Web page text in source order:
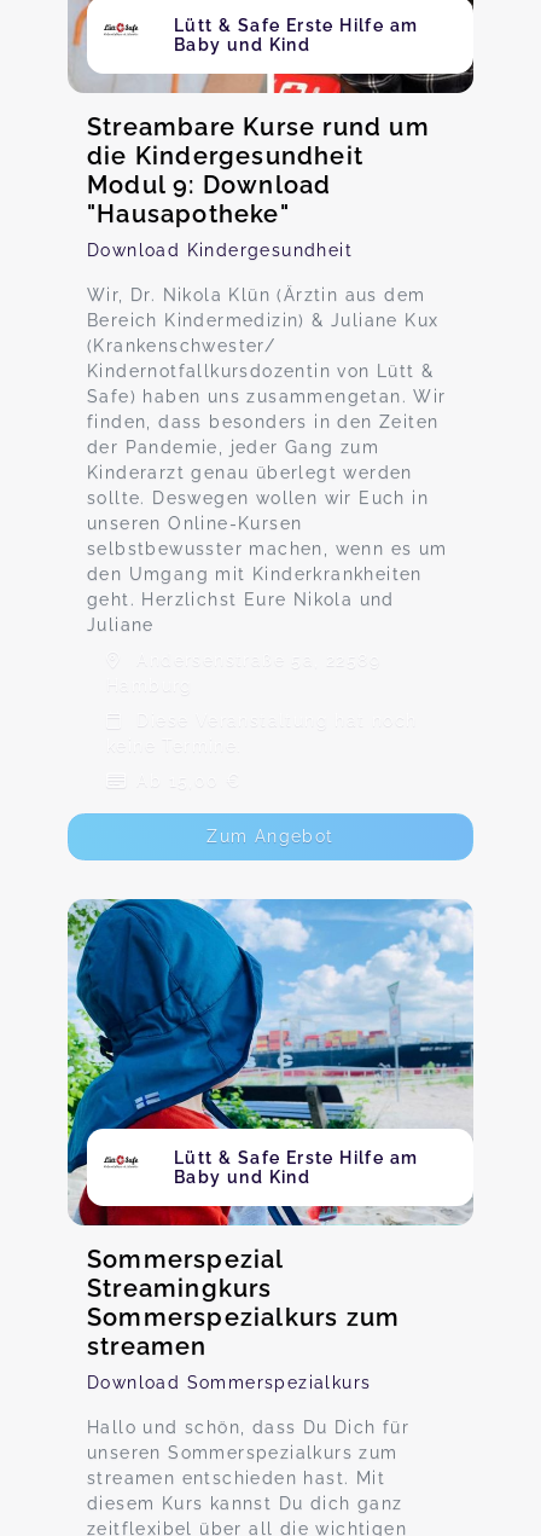
Lütt & Safe Erste Hilfe am
Baby und Kind
Streambare Kurse rund um
die Kindergesundheit
Modul 9: Download
"Hausapotheke"
Download Kindergesundheit
Wir, Dr. Nikola Klün (Ärztin aus dem
Bereich Kindermedizin) & Juliane Kux
(Krankenschwester/
Kindernotfallkursdozentin von Lütt &
Safe) haben uns zusammengetan. Wir
finden, dass besonders in den Zeiten
der Pandemie, jeder Gang zum
Kinderarzt genau überlegt werden
sollte. Deswegen wollen wir Euch in
unseren Online-Kursen
selbstbewusster machen, wenn es um
den Umgang mit Kinderkrankheiten
geht. Herzlichst Eure Nikola und
Juliane
Andersenstraße 5a, 22589
Hamburg
Diese Veranstaltung hat noch
keine Termine.
Ab 15,00 €
Zum Angebot
Lütt & Safe Erste Hilfe am
Baby und Kind
Sommerspezial
Streamingkurs
Sommerspezialkurs zum
streamen
Download Sommerspezialkurs
Hallo und schön, dass Du Dich für
unseren Sommerspezialkurs zum
streamen entschieden hast. Mit
diesem Kurs kannst Du dich ganz
zeitflexibel über all die wichtigen